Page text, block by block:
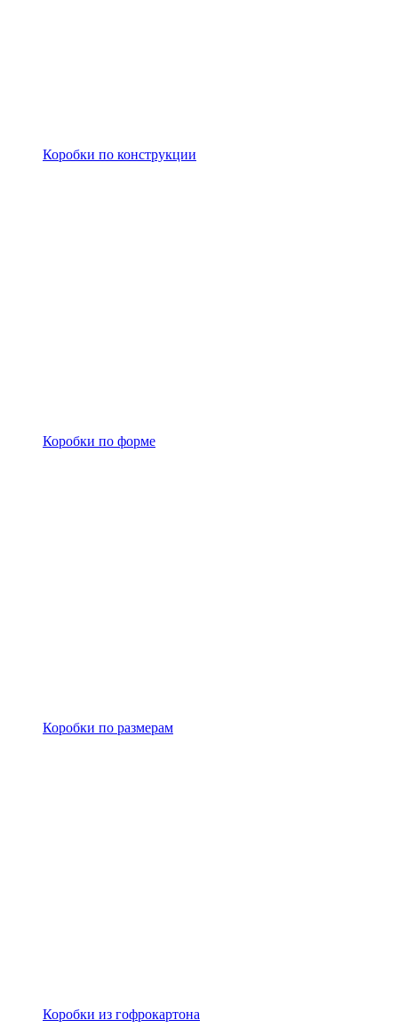
Коробки по конструкции
Коробки по форме
Коробки по размерам
Коробки из гофрокартона